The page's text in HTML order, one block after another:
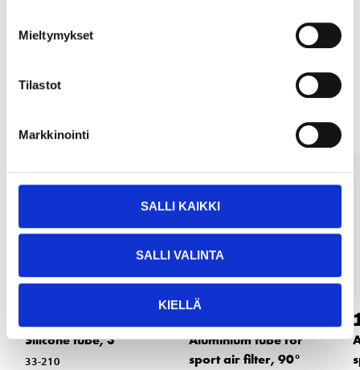
Mieltymykset
Tilastot
Markkinointi
SALLI KAIKKI
SALLI VALINTA
KIELLÄ
Other customers also bought
Silicone tube, 3"
33-210
Aluminium tube for
sport air filter, 90°